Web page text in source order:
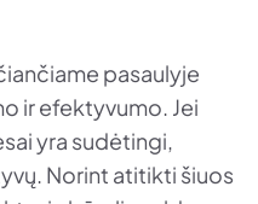
pasaulyje
ir efektyvumo. Jei
yra sudėtingi,
Norint atitikti šiuos